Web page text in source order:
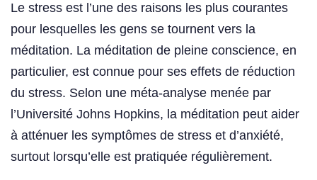
Le stress est l’une des raisons les plus courantes
pour lesquelles les gens se tournent vers la
méditation. La méditation de pleine conscience, en
particulier, est connue pour ses effets de réduction
du stress. Selon une méta-analyse menée par
l’Université Johns Hopkins, la méditation peut aider
à atténuer les symptômes de stress et d’anxiété,
surtout lorsqu’elle est pratiquée régulièrement.